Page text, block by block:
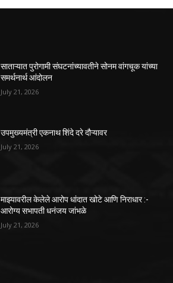
साताऱ्यात पुरोगामी संघटनांच्यावतीने सोनम वांगचूक यांच्या
समर्थनार्थ आंदोलन
July 21, 2026
उपमुख्यमंत्री एकनाथ शिंदे दरे दौऱ्यावर
July 21, 2026
माझ्यावरील केलेले आरोप धांदात खोटे आणि निराधार :-
आरोग्य सभापती धनंजय जांभळे
July 21, 2026